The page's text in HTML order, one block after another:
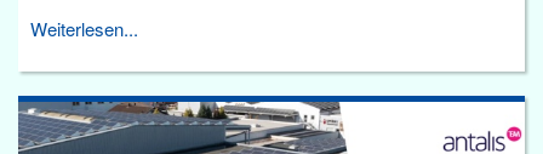
Weiterlesen...